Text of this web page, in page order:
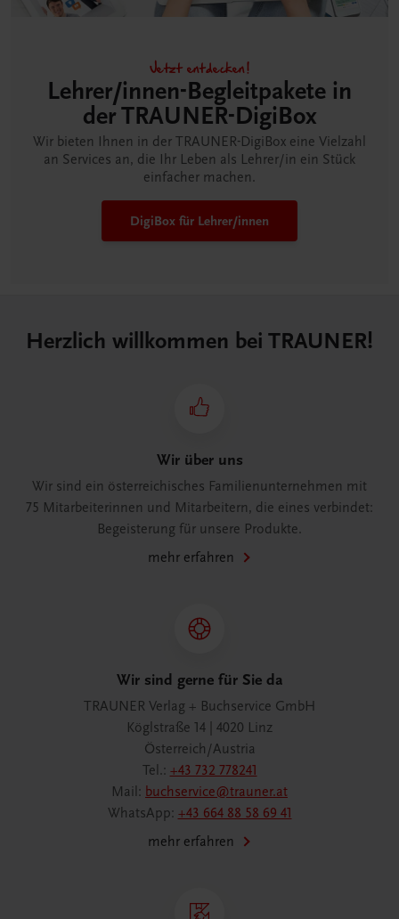
Jetzt entdecken!
Lehrer/innen-Begleitpakete in
der TRAUNER-DigiBox
Wir bieten Ihnen in der TRAUNER-DigiBox eine Vielzahl
an Services an, die Ihr Leben als Lehrer/in ein Stück
einfacher machen.
DigiBox für Lehrer/innen
Herzlich willkommen bei TRAUNER!
Wir über uns
Wir sind ein österreichisches Familienunternehmen mit
75 Mitarbeiterinnen und Mitarbeitern, die eines verbindet:
Begeisterung für unsere Produkte.
mehr erfahren
Wir sind gerne für Sie da
TRAUNER Verlag + Buchservice GmbH
Köglstraße 14 | 4020 Linz
Österreich/Austria
Tel.: +43 732 778241
Mail: buchservice@trauner.at
WhatsApp: +43 664 88 58 69 41
mehr erfahren